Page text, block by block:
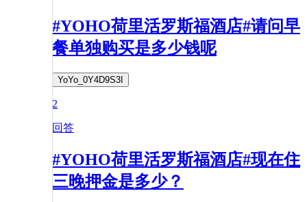
#YOHO荷里活罗斯福酒店#请问早
餐单独购买是多少钱呢
YoYo_0Y4D9S3I
2
回答
#YOHO荷里活罗斯福酒店#现在住
三晚押金是多少？